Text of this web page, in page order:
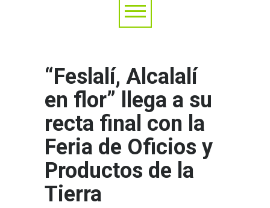
“Feslalí, Alcalalí
en flor” llega a su
recta final con la
Feria de Oficios y
Productos de la
Tierra